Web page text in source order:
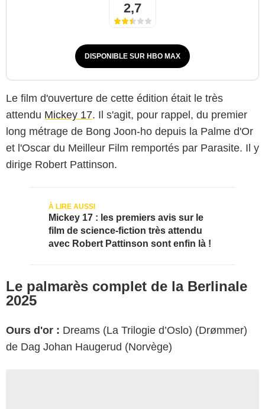
2,7
DISPONIBLE SUR HBO MAX
Le film d'ouverture de cette édition était le très
attendu Mickey 17. Il s'agit, pour rappel, du premier
long métrage de Bong Joon-ho depuis la Palme d'Or
et l'Oscar du Meilleur Film remportés par Parasite. Il y
dirige Robert Pattinson.
Mickey 17 : les premiers avis sur le
film de science-fiction très attendu
avec Robert Pattinson sont enfin là !
Le palmarès complet de la Berlinale
2025
Ours d'or : Dreams (La Trilogie d’Oslo) (Drømmer)
de Dag Johan Haugerud (Norvège)